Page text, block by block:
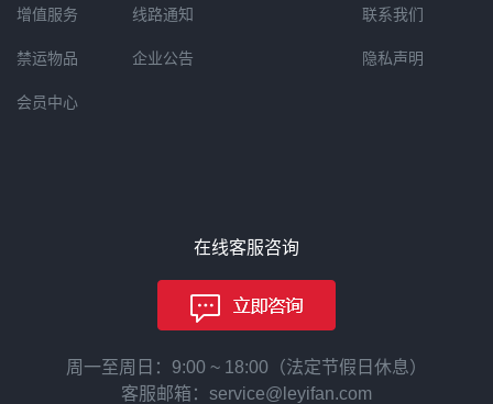
增值服务
禁运物品
会员中心
线路通知
企业公告
联系我们
隐私声明
在线客服咨询
周一至周日：9:00 ~ 18:00（法定节假日休息）
客服邮箱：service@leyifan.com